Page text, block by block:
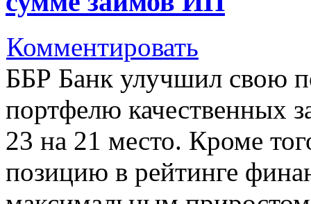
Комментировать
ББР Банк улучшил свою
портфелю качественных
23 на 21 место. Кроме
позицию в рейтинге